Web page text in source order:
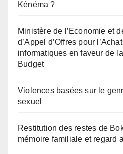
Kénéma ?
Ministère de l’Economie et
d’Appel d’Offres pour
informatiques en faveur de
Budget
Violences basées sur le
sexuel
Restitution des restes de
mémoire familiale et regard